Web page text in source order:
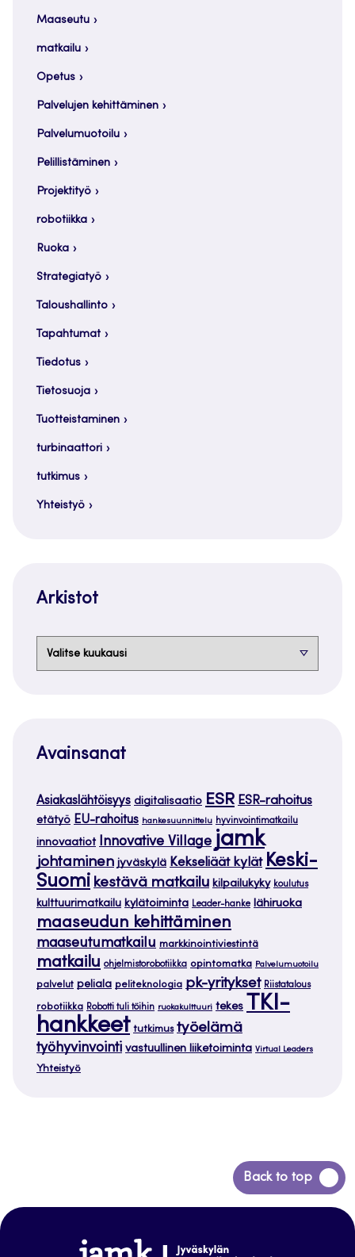
Maaseutu
matkailu
Opetus
Palvelujen kehittäminen
Palvelumuotoilu
Pelillistäminen
Projektityö
robotiikka
Ruoka
Strategiatyö
Taloushallinto
Tapahtumat
Tiedotus
Tietosuoja
Tuotteistaminen
turbinaattori
tutkimus
Yhteistyö
Arkistot
Avainsanat
Asiakaslähtöisyys digitalisaatio ESR ESR-rahoitus
etätyö EU-rahoitus hankesuunnittelu hyvinvointimatkailu
innovaatiot Innovative Village jamk
johtaminen jyväskylä Kekseliäät kylät Keski-
Suomi kestävä matkailu kilpailukyky koulutus
kulttuurimatkailu kylätoiminta Leader-hanke lähiruoka
maaseudun kehittäminen
maaseutumatkailu markkinointiviestintä
matkailu ohjelmistorobotiikka opintomatka Palvelumuotoilu
palvelut peliala peliteknologia pk-yritykset Riistatalous
robotiikka Robotti tuli töihin ruokakulttuuri tekes
TKI-
hankkeet tutkimus työelämä
työhyvinvointi vastuullinen liiketoiminta Virtual Leaders
Yhteistyö
Back to top
Siirry
takaisin
www.jamk.fi